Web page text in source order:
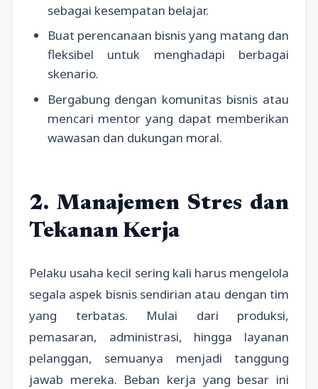
sebagai kesempatan belajar.
Buat perencanaan bisnis yang matang dan
fleksibel untuk menghadapi berbagai
skenario.
Bergabung dengan komunitas bisnis atau
mencari mentor yang dapat memberikan
wawasan dan dukungan moral.
2. Manajemen Stres dan
Tekanan Kerja
Pelaku usaha kecil sering kali harus mengelola
segala aspek bisnis sendirian atau dengan tim
yang terbatas. Mulai dari produksi,
pemasaran, administrasi, hingga layanan
pelanggan, semuanya menjadi tanggung
jawab mereka. Beban kerja yang besar ini